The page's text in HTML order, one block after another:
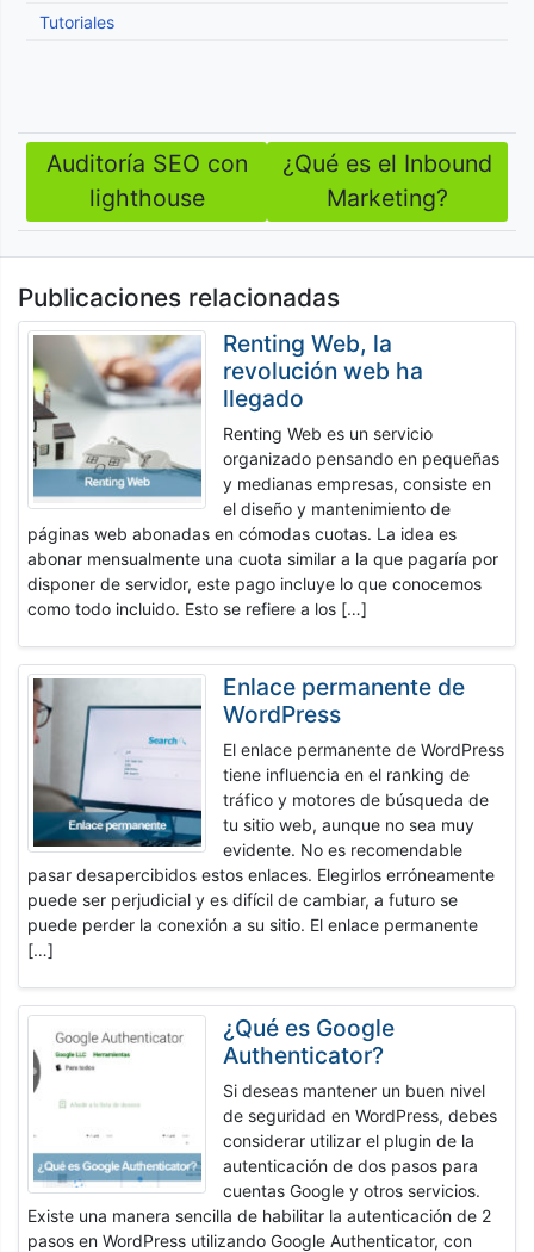
Tutoriales
Navegación
de
entradas
Auditoría SEO con
lighthouse
¿Qué es el Inbound
Marketing?
Publicaciones relacionadas
Renting Web, la
revolución web ha
llegado
Renting Web es un servicio
organizado pensando en pequeñas
y medianas empresas, consiste en
el diseño y mantenimiento de
páginas web abonadas en cómodas cuotas. La idea es
abonar mensualmente una cuota similar a la que pagaría por
disponer de servidor, este pago incluye lo que conocemos
como todo incluido. Esto se refiere a los […]
Enlace permanente de
WordPress
El enlace permanente de WordPress
tiene influencia en el ranking de
tráfico y motores de búsqueda de
tu sitio web, aunque no sea muy
evidente. No es recomendable
pasar desapercibidos estos enlaces. Elegirlos erróneamente
puede ser perjudicial y es difícil de cambiar, a futuro se
puede perder la conexión a su sitio. El enlace permanente
[…]
¿Qué es Google
Authenticator?
Si deseas mantener un buen nivel
de seguridad en WordPress, debes
considerar utilizar el plugin de la
autenticación de dos pasos para
cuentas Google y otros servicios.
Existe una manera sencilla de habilitar la autenticación de 2
pasos en WordPress utilizando Google Authenticator, con